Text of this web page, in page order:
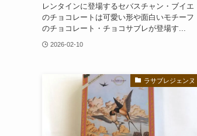
レンタインに登場するセバスチャン・ブイエ
のチョコレートは可愛い形や面白いモチーフ
のチョコレート・チョコサブレが登場す...
2026-02-10
ラサブレジェンヌ